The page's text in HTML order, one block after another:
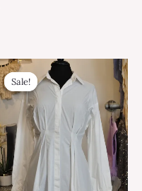
Sale!
Sale!
Original
price
was:
Current
price
is:
$899.00.